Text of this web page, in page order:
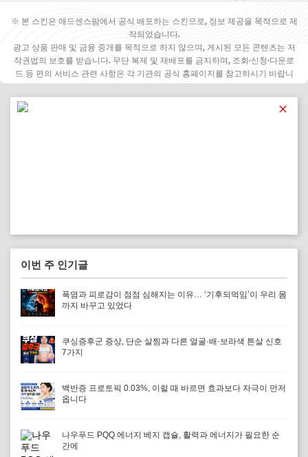
※ 본 스킨은 애드센스팜에서 공식 배포하는 스킨으로, 정보 제공을 목적으로 제
작되었습니다.
광고 상품 판매 및 금융 중개를 목적으로 하지 않으며, 게시된 모든 콘텐츠는 저
작권법의 보호를 받습니다. 무단 복제 및 재배포를 금지하며, 조회·신청·다운로
드 등 편의 서비스 관련 사항은 각 기관의 공식 홈페이지를 참고하시기 바랍니
✕
이번 주 인기글
폭염과 피로감이 점점 심해지는 이유… ‘기후되먹임’이 우리 몸
까지 바꾸고 있었다
쿠싱증후군 증상, 단순 살찜과 다른 얼굴·배·보라색 튼살 신호
7가지
백반증 프로토픽 0.03%, 이럴 때 바르면 효과보다 자극이 먼저
옵니다
나우푸드 PQQ 에너지 베지 캡슐, 활력과 에너지가 필요한 순
간에